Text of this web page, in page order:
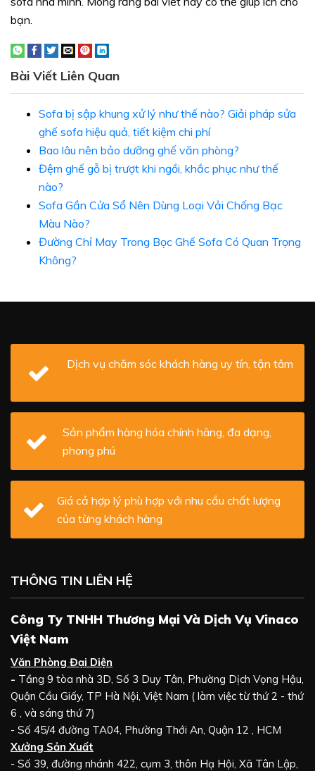
bạn.
Bài Viết Liên Quan
Sofa bị sập khung xử lý như thế nào? Giải pháp sửa
ghế sofa hiệu quả, tiết kiệm chi phí
Bao lâu nên bảo dưỡng ghế văn phòng?
Đệm ghế gỗ bị trượt khi ngồi, khắc phục như thế
nào?
Sofa Gần Cửa Sổ Nên Dùng Loại Vải Chống Bạc
Màu Nào?
Đường Chỉ May Trong Bọc Ghế Sofa Có Quan Trọng
Không?
Dịch vụ chăm sóc khách hàng uy tín, tận tâm
Sản phẩm hàng hóa chính hãng, đa dạng,
phong phú
Giá cả hợp lý phù hợp với nhu cầu chất lượng
của từng khách hàng
THÔNG TIN LIÊN HỆ
Công Ty TNHH Thương Mại Và Dịch Vụ Vinaco
Việt Nam
Văn Phòng Đại Diện
- Tầng 9 tòa nhà 3D, Số 3 Duy Tân, Phường Dịch Vọng Hậu,
Quận Cầu Giấy, TP Hà Nội, Việt Nam ( làm việc từ thứ 2 - thứ
6 , và sáng thứ 7)
- Số 45/4 đường TA04, Phường Thới An, Quận 12 , HCM
Xưởng Sản Xuất
- Số 39, đường nhánh 422, cụm 3, thôn Hạ Hội, Xã Tân Lập,